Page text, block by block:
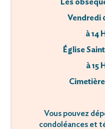
Les
Vendredi
à 14
Église
à 15
Vous pouvez
condoléances et